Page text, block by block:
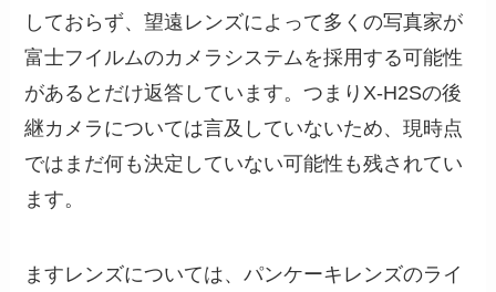
しておらず、望遠レンズによって多くの写真家が
富士フイルムのカメラシステムを採用する可能性
があるとだけ返答しています。つまりX-H2Sの後
継カメラについては言及していないため、現時点
ではまだ何も決定していない可能性も残されてい
ます。
ますレンズについては、パンケーキレンズのライ